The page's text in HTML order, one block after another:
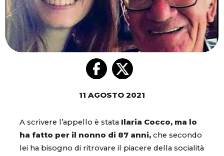
11 AGOSTO 2021
A scrivere l’appello è stata Ilaria Cocco, ma lo
ha fatto per il nonno di 87 anni, che secondo
lei ha bisogno di ritrovare il piacere della socialità